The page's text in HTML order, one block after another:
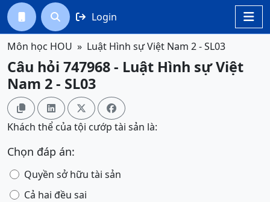

  Login
Môn học HOU Luật Hình sự Việt Nam 2 - SL03
Câu hỏi 747968 - Luật Hình sự Việt
Nam 2 - SL03
   
Khách thể của tội cướp tài sản là:
Chọn đáp án:
Quyền sở hữu tài sản
Cả hai đều sai